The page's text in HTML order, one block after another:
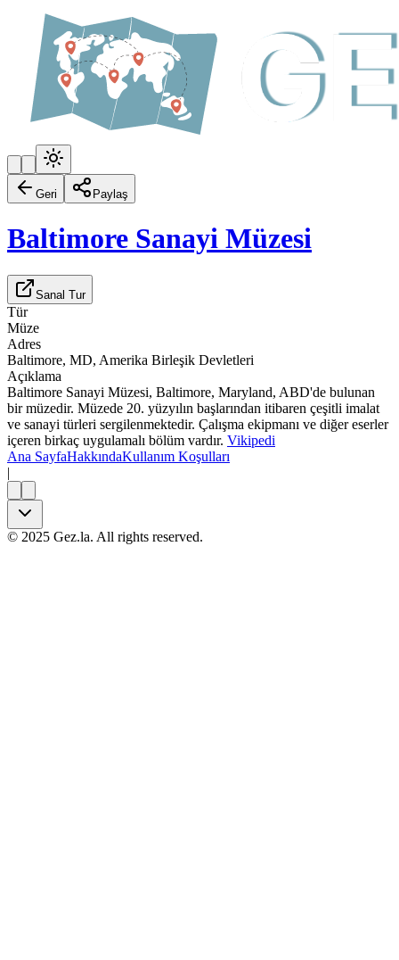
Geri Paylaş
Baltimore Sanayi Müzesi
Sanal Tur
Tür
Müze
Adres
Baltimore, MD, Amerika Birleşik Devletleri
Açıklama
Baltimore Sanayi Müzesi, Baltimore, Maryland, ABD'de bulunan
bir müzedir. Müzede 20. yüzyılın başlarından itibaren çeşitli imalat
ve sanayi türleri sergilenmektedir. Çalışma ekipmanı ve diğer eserler
içeren birkaç uygulamalı bölüm vardır. Vikipedi
Ana SayfaHakkındaKullanım Koşulları
|
© 2025 Gez.la. All rights reserved.